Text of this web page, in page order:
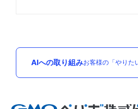
AIへの取り組みお客様の「やりた